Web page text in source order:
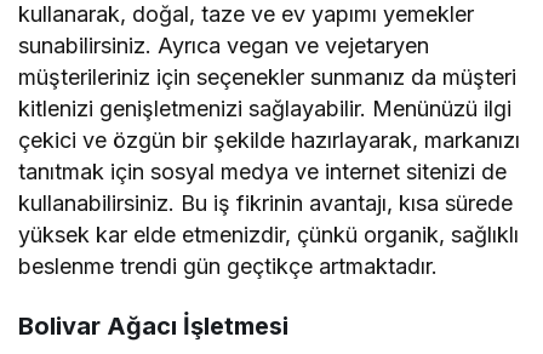
kullanarak, doğal, taze ve ev yapımı yemekler
sunabilirsiniz. Ayrıca vegan ve vejetaryen
müşterileriniz için seçenekler sunmanız da müşteri
kitlenizi genişletmenizi sağlayabilir. Menünüzü ilgi
çekici ve özgün bir şekilde hazırlayarak, markanızı
tanıtmak için sosyal medya ve internet sitenizi de
kullanabilirsiniz. Bu iş fikrinin avantajı, kısa sürede
yüksek kar elde etmenizdir, çünkü organik, sağlıklı
beslenme trendi gün geçtikçe artmaktadır.
Bolivar Ağacı İşletmesi